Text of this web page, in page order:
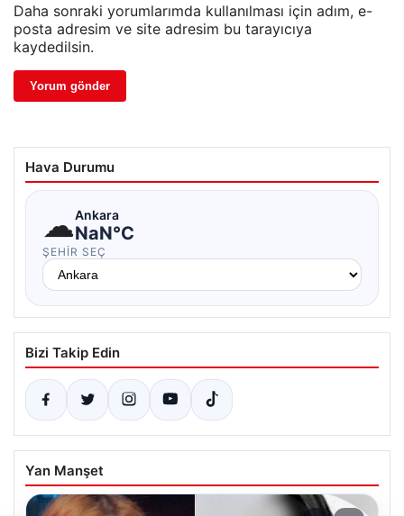
Daha sonraki yorumlarımda kullanılması için adım, e-
posta adresim ve site adresim bu tarayıcıya
kaydedilsin.
Hava Durumu
☁Ankara
NaN°C
ŞEHIR SEÇ
Bizi Takip Edin
Yan Manşet